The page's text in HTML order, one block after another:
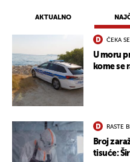
AKTUALNO
ČEKA
U moru
kome se
RASTE
Broj
tisuće: